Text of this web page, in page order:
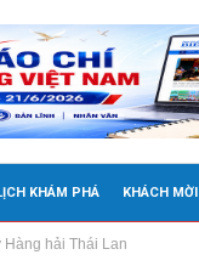
KHÁM PHÁ KHÁCH MỜI
hải Thái Lan